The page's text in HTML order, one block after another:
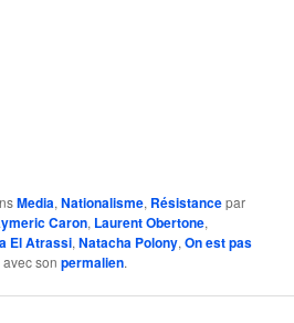
Media,Nationalisme, Résistancepar
Caron, Laurent Obertone,
El Atrassi,Natacha Polony,On est pas
avec sonpermalien.